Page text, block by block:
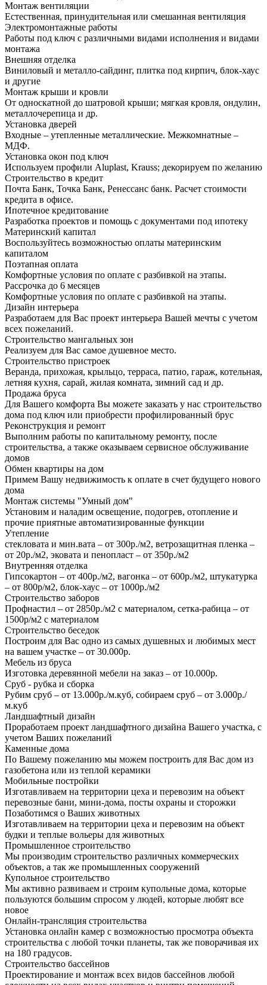
Монтаж вентиляции
Естественная, принудительная или смешанная вентиляция
Электромонтажные работы
Работы под ключ с различными видами исполнения и видами
монтажа
Внешняя отделка
Виниловый и металло-сайдинг, плитка под кирпич, блок-хаус
и другие
Монтаж крыши и кровли
От односкатной до шатровой крыши; мягкая кровля, ондулин,
металлочерепица и др.
Установка дверей
Входные – утепленные металлические. Межкомнатные –
МДФ.
Установка окон под ключ
Используем профили Aluplast, Krauss; декорируем по желанию
Строительство в кредит
Почта Банк, Точка Банк, Ренессанс банк. Расчет стоимости
кредита в офисе.
Ипотечное кредитование
Разработка проектов и помощь с документами под ипотеку
Материнский капитал
Воспользуйтесь возможностью оплаты материнским
капиталом
Поэтапная оплата
Комфортные условия по оплате с разбивкой на этапы.
Рассрочка до 6 месяцев
Комфортные условия по оплате с разбивкой на этапы.
Дизайн интерьера
Разработаем для Вас проект интерьера Вашей мечты с учетом
всех пожеланий.
Строительство мангальных зон
Реализуем для Вас самое душевное место.
Строительство пристроек
Веранда, прихожая, крыльцо, терраса, патио, гараж, котельная,
летняя кухня, сарай, жилая комната, зимний сад и др.
Продажа бруса
Для Вашего комфорта Вы можете заказать у нас строительство
дома под ключ или приобрести профилированный брус
Реконструкция и ремонт
Выполним работы по капитальному ремонту, после
строительства, а также оказываем сервисное обслуживание
домов
Обмен квартиры на дом
Примем Вашу недвижимость к оплате в счет будущего нового
дома
Монтаж системы "Умный дом"
Установим и наладим освещение, подогрев, отопление и
прочие приятные автоматизированные функции
Утепление
стекловата и мин.вата – от 300р./м2, ветрозащитная пленка –
от 20р./м2, эковата и пенопласт – от 350р./м2
Внутренняя отделка
Гипсокартон – от 400р./м2, вагонка – от 600р./м2, штукатурка
– от 800р/м2, блок-хаус – от 1000р./м2
Строительство заборов
Профнастил – от 2850р./м2 с материалом, сетка-рабица – от
1500р/м2 с материалом
Строительство беседок
Построим для Вас одно из самых душевных и любимых мест
на вашем участке – от 30.000р.
Мебель из бруса
Изготовка деревянной мебели на заказ – от 10.000р.
Сруб - рубка и сборка
Рубим сруб – от 13.000р./м.куб, собираем сруб – от 3.000р./
м.куб
Ландшафтный дизайн
Проработаем проект ландшафтного дизайна Вашего участка, с
учетом Ваших пожеланий
Каменные дома
По Вашему пожеланию мы можем построить для Вас дом из
газобетона или из теплой керамики
Мобильные постройки
Изготавливаем на территории цеха и перевозим на объект
перевозные бани, мини-дома, посты охраны и сторожки
Позаботимся о Ваших животных
Изготавливаем на территории цеха и перевозим на объект
будки и теплые вольеры для животных
Промышленное строительство
Мы производим строительство различных коммерческих
объектов, а так же промышленных сооружений
Купольное строительство
Мы активно развиваем и строим купольные дома, которые
пользуются большим спросом у людей, которые любят все
новое
Онлайн-трансляция строительства
Установка онлайн камер с возможностью просмотра объекта
строительства с любой точки планеты, так же поворачивая их
на 180 градусов.
Строительство бассейнов
Проектирование и монтаж всех видов бассейнов любой